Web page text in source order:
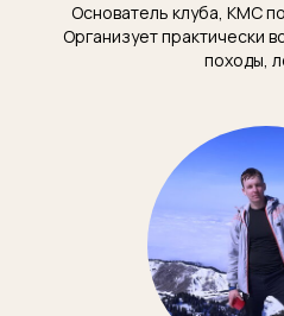
Основатель клуба, КМС
Организует практически
походы,